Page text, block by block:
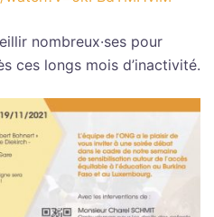
nombreux·ses pour
ces longs mois d’inactivité.